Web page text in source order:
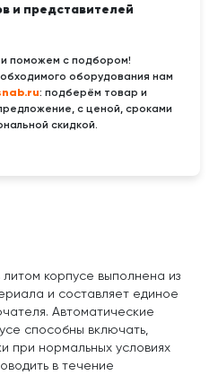
и представителей
поможем с подбором!
оборудования нам
: подберём товар и
с ценой, сроками
скидкой.
корпусе выполнена из
и составляет единое
Автоматические
способны включать,
при нормальных условиях
в течение